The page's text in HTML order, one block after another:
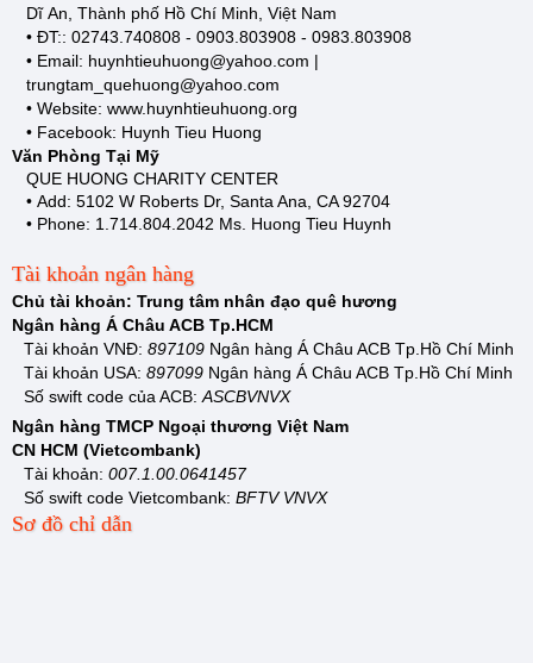
Dĩ An , Thành phố Hồ Chí Minh , Việt Nam
• ĐT:: 02743.740808 - 0903.803908 - 0983.803908
• Email: huynhtieuhuong@yahoo.com |
trungtam_quehuong@yahoo.com
• Website: www.huynhtieuhuong.org
• Facebook: Huynh Tieu Huong
Văn Phòng Tại Mỹ
QUE HUONG CHARITY CENTER
• Add: 5102 W Roberts Dr, Santa Ana, CA 92704
• Phone: 1.714.804.2042 Ms. Huong Tieu Huynh
Tài khoản ngân hàng
Chủ tài khoản: Trung tâm nhân đạo quê hương
Ngân hàng Á Châu ACB Tp.HCM
Tài khoản VNĐ: 897109 Ngân hàng Á Châu ACB Tp.Hồ Chí Minh
Tài khoản USA: 897099 Ngân hàng Á Châu ACB Tp.Hồ Chí Minh
Số swift code của ACB: ASCBVNVX
Ngân hàng TMCP Ngoại thương Việt Nam
CN HCM (Vietcombank)
Tài khoản: 007.1.00.0641457
Số swift code Vietcombank: BFTV VNVX
Sơ đồ chỉ dẫn